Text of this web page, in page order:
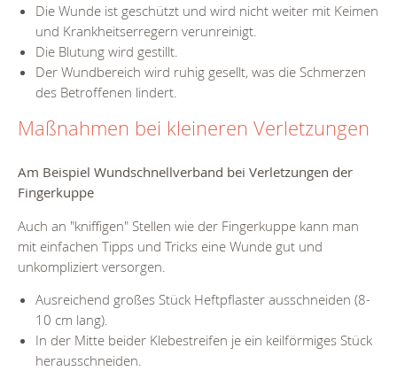
Die Wunde ist geschützt und wird nicht weiter mit Keimen
und Krankheitserregern verunreinigt.
Die Blutung wird gestillt.
Der Wundbereich wird ruhig gesellt, was die Schmerzen
des Betroffenen lindert.
Maßnahmen bei kleineren Verletzungen
Am Beispiel Wundschnellverband bei Verletzungen der
Fingerkuppe
Auch an "kniffigen" Stellen wie der Fingerkuppe kann man
mit einfachen Tipps und Tricks eine Wunde gut und
unkompliziert versorgen.
Ausreichend großes Stück Heftpflaster ausschneiden (8-
10 cm lang).
In der Mitte beider Klebestreifen je ein keilförmiges Stück
herausschneiden.